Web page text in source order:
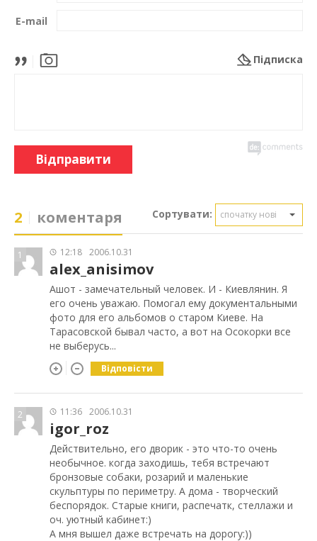
E-mail
Підписка
Відправити
2 коментаря Сортувати: спочатку нові
1 12:18 2006.10.31
alex_anisimov
Ашот - замечательный человек. И - Киевлянин. Я
его очень уважаю. Помогал ему документальными
фото для его альбомов о старом Киеве. На
Тарасовской бывал часто, а вот на Осокорки все
не выберусь...
Відповісти
2 11:36 2006.10.31
igor_roz
Действительно, его дворик - это что-то очень
необычное. когда заходишь, тебя встречают
бронзовые собаки, розарий и маленькие
скульптуры по периметру. А дома - творческий
беспорядок. Старые книги, распечатк, стеллажи и
оч. уютный кабинет:)
А мня вышел даже встречать на дорогу:))